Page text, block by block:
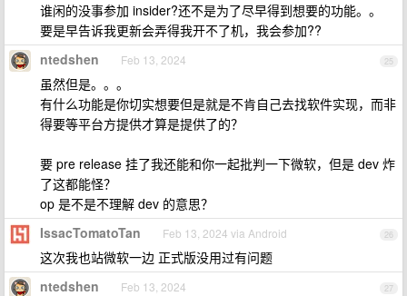
谁闲的没事参加 insider?还不是为了尽早得到想要的功能。。
要是早告诉我更新会弄得我开不了机，我会参加??
25
ntedshen Feb 13, 2024
虽然但是。。。
有什么功能是你切实想要但是就是不肯自己去找软件实现，而非
得要等平台方提供才算是提供了的？
要 pre release 挂了我还能和你一起批判一下微软，但是 dev 炸
了这都能怪？
op 是不是不理解 dev 的意思？
26
IssacTomatoTan Feb 13, 2024 via Android
这次我也站微软一边 正式版没用过有问题
27
ntedshen Feb 13, 2024